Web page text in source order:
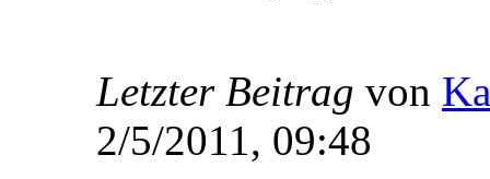
Letzter Beitrag von
2/5/2011, 09:48